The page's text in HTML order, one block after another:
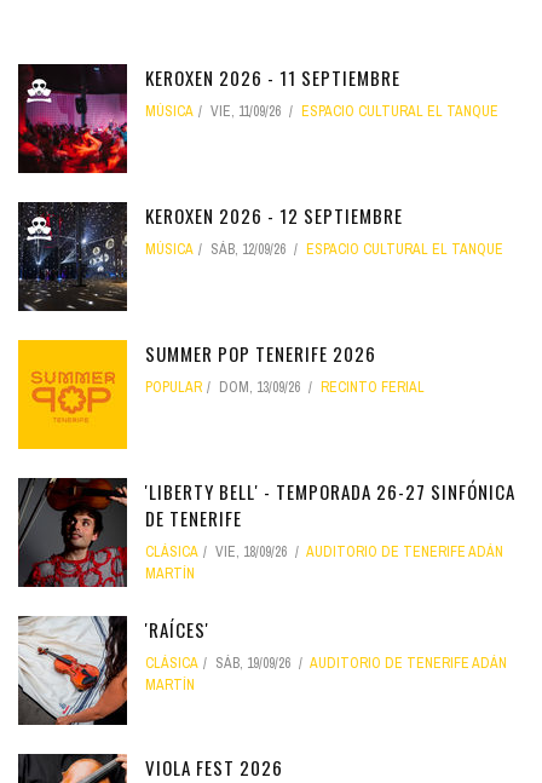
KEROXEN 2026 - 11 SEPTIEMBRE
MÚSICA VIE, 11/09/26 ESPACIO CULTURAL EL TANQUE
KEROXEN 2026 - 12 SEPTIEMBRE
MÚSICA SÁB, 12/09/26 ESPACIO CULTURAL EL TANQUE
SUMMER POP TENERIFE 2026
POPULAR DOM, 13/09/26 RECINTO FERIAL
'LIBERTY BELL' - TEMPORADA 26-27 SINFÓNICA
DE TENERIFE
CLÁSICA VIE, 18/09/26
AUDITORIO DE TENERIFE ADÁN
MARTÍN
'RAÍCES'
CLÁSICA SÁB, 19/09/26
AUDITORIO DE TENERIFE ADÁN
MARTÍN
VIOLA FEST 2026